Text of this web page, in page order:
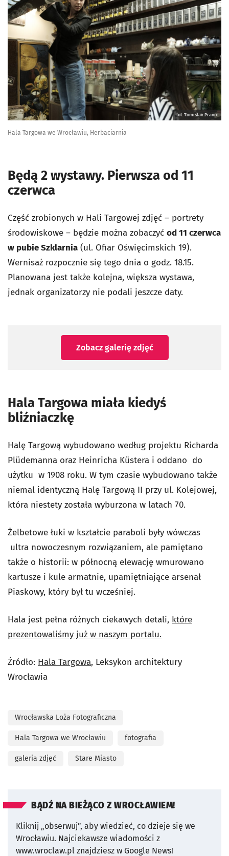
fot. Tomislav Pranic
Hala Targowa we Wrocławiu, Herbaciarnia
Będą 2 wystawy. Pierwsza od 11
czerwca
Część zrobionych w Hali Targowej zdjęć – portrety
środowiskowe – będzie można zobaczyć od 11 czerwca
w pubie Szklarnia (ul. Ofiar Oświęcimskich 19).
Wernisaż rozpocznie się tego dnia o godz. 18.15.
Planowana jest także kolejna, większa wystawa,
jednak organizatorzy nie podali jeszcze daty.
Zobacz galerię zdjęć
Hala Targowa miała kiedyś
bliźniaczkę
Halę Targową wybudowano według projektu Richarda
Plüdemanna oraz Heinricha Küstera i oddano do
użytku w 1908 roku. W tym czasie wybudowano także
niemal identyczną Halę Targową II przy ul. Kolejowej,
która niestety została wyburzona w latach 70.
Żelbetowe łuki w kształcie paraboli były wówczas
ultra nowoczesnym rozwiązaniem, ale pamiętano
także o historii: w północną elewację wmurowano
kartusze i kule armatnie, upamiętniające arsenał
Piaskowy, który był tu wcześniej.
Hala jest pełna różnych ciekawych detali, które
prezentowaliśmy już w naszym portalu.
Źródło: Hala Targowa, Leksykon architektury
Wrocławia
Wrocławska Loża Fotograficzna
Hala Targowa we Wrocławiu fotografia
galeria zdjęć Stare Miasto
BĄDŹ NA BIEŻĄCO Z WROCŁAWIEM!
Kliknij „obserwuj”, aby wiedzieć, co dzieje się we
Wrocławiu. Najciekawsze wiadomości z
www.wroclaw.pl znajdziesz w Google News!